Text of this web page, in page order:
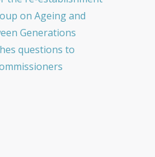
on Ageing and
Generations
questions to